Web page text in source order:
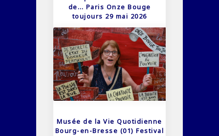
de… Paris Onze Bouge
toujours 29 mai 2026
Musée de la Vie Quotidienne
Bourg-en-Bresse (01) Festival